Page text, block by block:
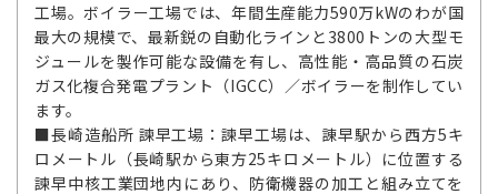
工場。ボイラー工場では、年間生産能力590万kWのわが国
最大の規模で、最新鋭の自動化ラインと3800トンの大型モ
ジュールを製作可能な設備を有し、高性能・高品質の石炭
ガス化複合発電プラント（IGCC）／ボイラーを制作してい
ます。
■長崎造船所 諫早工場：諫早工場は、諌早駅から西方5キ
ロメートル（長崎駅から東方25キロメートル）に位置する
諫早中核工業団地内にあり、防衛機器の加工と組み立てを